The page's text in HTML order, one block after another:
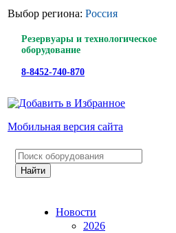
Выбор региона: Россия
Резервуары и технологическое
оборудование
8-8452-740-870
Мобильная версия сайта
Новости
2026